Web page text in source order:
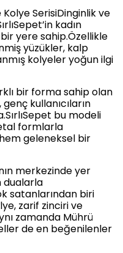
Kolye SerisiDinginlik ve
kadın
yere sahip.Özellikle
yüzükler, kalp
kolyeler yoğun ilgi
bir forma sahip olan
kullanıcıların
bu modeli
formlarla
geleneksel bir
merkezinde yer
dualarla
satanlarından biri
zarif zinciri ve
zamanda Mührü
de en beğenilenler